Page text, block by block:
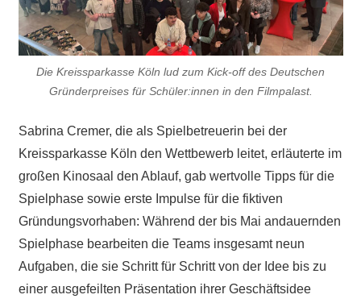
Die Kreissparkasse Köln lud zum Kick-off des Deutschen
Gründerpreises für Schüler:innen in den Filmpalast.
Sabrina Cremer, die als Spielbetreuerin bei der
Kreissparkasse Köln den Wettbewerb leitet, erläuterte im
großen Kinosaal den Ablauf, gab wertvolle Tipps für die
Spielphase sowie erste Impulse für die fiktiven
Gründungsvorhaben: Während der bis Mai andauernden
Spielphase bearbeiten die Teams insgesamt neun
Aufgaben, die sie Schritt für Schritt von der Idee bis zu
einer ausgefeilten Präsentation ihrer Geschäftsidee